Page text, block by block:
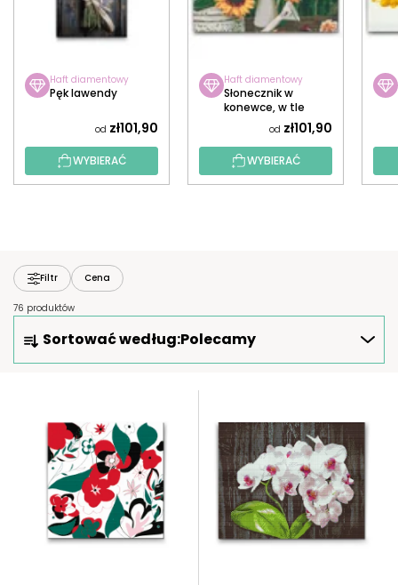
Haft diamentowy
Pęk lawendy
od zł101,90
WYBIERAĆ
Haft diamentowy
Słonecznik w
konewce, w tle
od zł101,90
WYBIERAĆ
Filtr Cena
76 produktów
O
R
Sortować według:Polecamy